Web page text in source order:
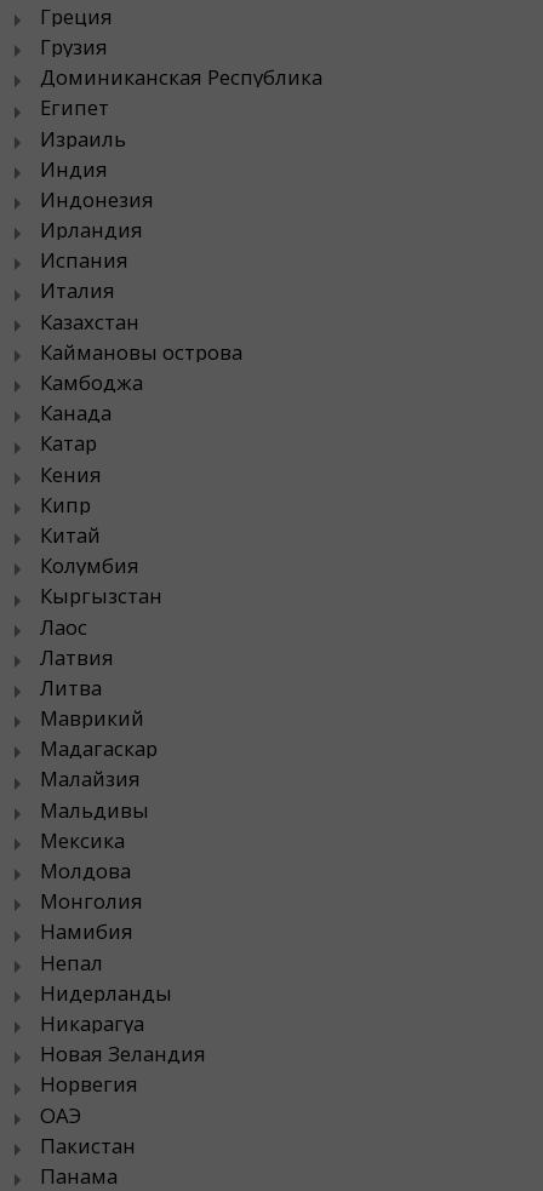
Греция
Грузия
Доминиканская Республика
Египет
Израиль
Индия
Индонезия
Ирландия
Испания
Италия
Казахстан
Каймановы острова
Камбоджа
Канада
Катар
Кения
Кипр
Китай
Колумбия
Кыргызстан
Лаос
Латвия
Литва
Маврикий
Мадагаскар
Малайзия
Мальдивы
Мексика
Молдова
Монголия
Намибия
Непал
Нидерланды
Никарагуа
Новая Зеландия
Норвегия
ОАЭ
Пакистан
Панама